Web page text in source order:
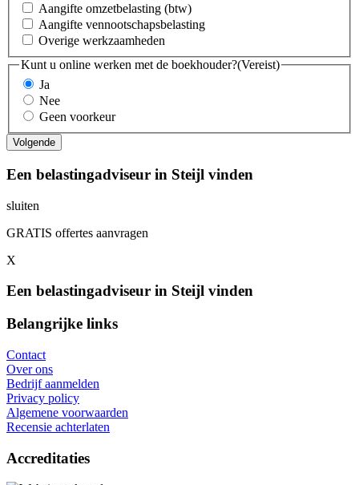
Aangifte omzetbelasting (btw)
Aangifte vennootschapsbelasting
Overige werkzaamheden
Kunt u online werken met de boekhouder?(Vereist)
Ja
Nee
Geen voorkeur
Een belastingadviseur in Steijl vinden
sluiten
GRATIS offertes aanvragen
X
Een belastingadviseur in Steijl vinden
Belangrijke links
Contact
Over ons
Bedrijf aanmelden
Privacy policy
Algemene voorwaarden
Recensie achterlaten
Accreditaties